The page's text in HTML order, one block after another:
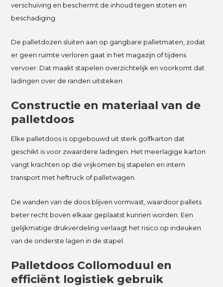
verschuiving en beschermt de inhoud tegen stoten en
beschadiging.
De palletdozen sluiten aan op gangbare palletmaten, zodat
er geen ruimte verloren gaat in het magazijn of tijdens
vervoer. Dat maakt stapelen overzichtelijk en voorkomt dat
ladingen over de randen uitsteken.
Constructie en materiaal van de
palletdoos
Elke palletdoos is opgebouwd uit sterk golfkarton dat
geschikt is voor zwaardere ladingen. Het meerlagige karton
vangt krachten op die vrijkomen bij stapelen en intern
transport met heftruck of palletwagen.
De wanden van de doos blijven vormvast, waardoor pallets
beter recht boven elkaar geplaatst kunnen worden. Een
gelijkmatige drukverdeling verlaagt het risico op indeuken
van de onderste lagen in de stapel.
Palletdoos Collomoduul en
efficiënt logistiek gebruik